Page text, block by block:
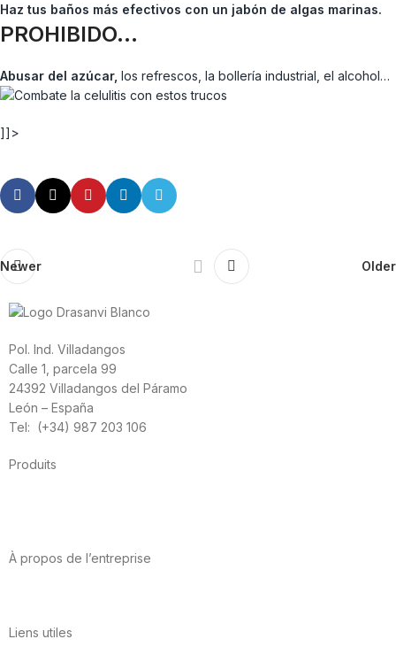
Haz tus baños más efectivos con un jabón de algas marinas.
PROHIBIDO…
Abusar del azúcar, los refrescos, la bollería industrial, el alcohol…
]]>
Newer Older
Pol. Ind. Villadangos
Calle 1, parcela 99
24392 Villadangos del Páramo
León – España
Tel: (+34) 987 203 106
Produits
À propos de l’entreprise
Liens utiles